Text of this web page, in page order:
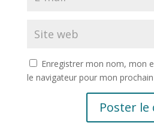
Enregistrer mon nom, mon
le navigateur pour mon